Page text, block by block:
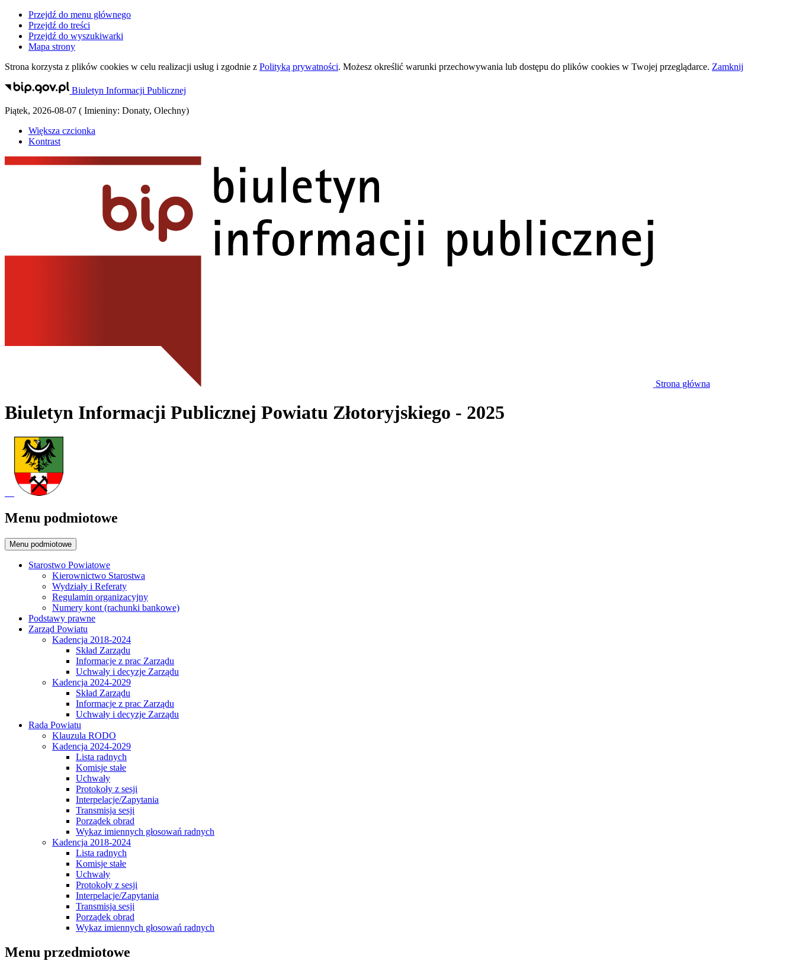
Przejdź do menu głównego
Przejdź do treści
Przejdź do wyszukiwarki
Mapa strony
Strona korzysta z plików cookies w celu realizacji usług i zgodnie z Polityką prywatności. Możesz określić warunki przechowywania lub dostępu do plików cookies w Twojej przeglądarce. Zamknij
Biuletyn Informacji Publicznej
Piątek, 2026-08-07 ( Imieniny: Donaty, Olechny)
Większa czcionka
Kontrast
Strona główna
Biuletyn Informacji Publicznej Powiatu Złotoryjskiego - 2025
Menu podmiotowe
Menu podmiotowe
Starostwo Powiatowe
Kierownictwo Starostwa
Wydziały i Referaty
Regulamin organizacyjny
Numery kont (rachunki bankowe)
Podstawy prawne
Zarząd Powiatu
Kadencja 2018-2024
Skład Zarządu
Informacje z prac Zarządu
Uchwały i decyzje Zarządu
Kadencja 2024-2029
Skład Zarządu
Informacje z prac Zarządu
Uchwały i decyzje Zarządu
Rada Powiatu
Klauzula RODO
Kadencja 2024-2029
Lista radnych
Komisje stałe
Uchwały
Protokoły z sesji
Interpelacje/Zapytania
Transmisja sesji
Porządek obrad
Wykaz imiennych głosowań radnych
Kadencja 2018-2024
Lista radnych
Komisje stałe
Uchwały
Protokoły z sesji
Interpelacje/Zapytania
Transmisja sesji
Porządek obrad
Wykaz imiennych głosowań radnych
Menu przedmiotowe